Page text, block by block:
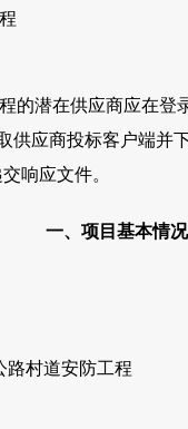
的潜在供应商应在登
取供应商投标客户端
响应文件。
一、项目基本情况
02
路村道安防工程